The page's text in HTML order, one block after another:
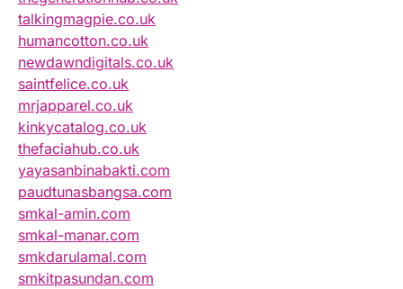
talkingmagpie.co.uk
humancotton.co.uk
newdawndigitals.co.uk
saintfelice.co.uk
mrjapparel.co.uk
kinkycatalog.co.uk
thefaciahub.co.uk
yayasanbinabakti.com
paudtunasbangsa.com
smkal-amin.com
smkal-manar.com
smkdarulamal.com
smkitpasundan.com